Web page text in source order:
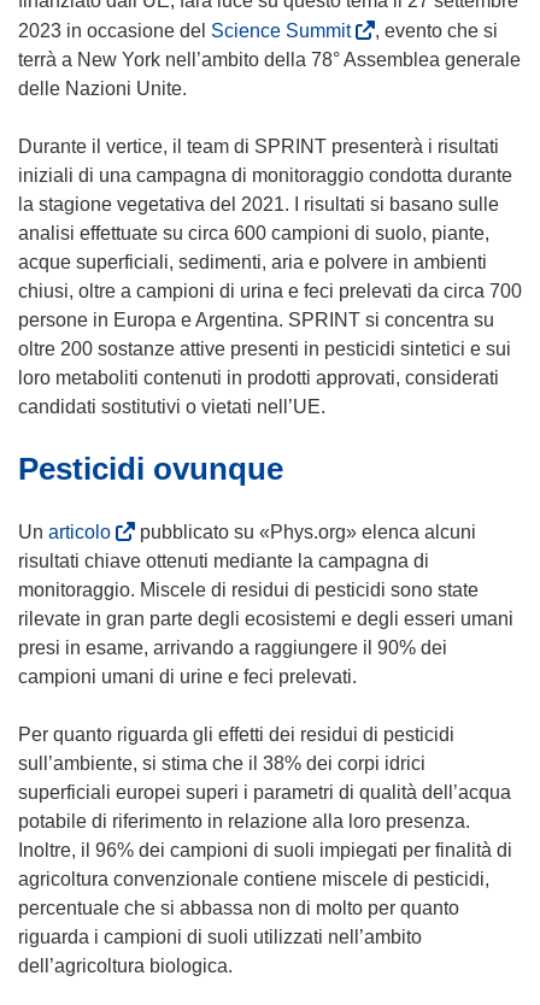
i
a
e
i
n
u
n
a
n
u
o
2023 in occasione del Science Summit(
s
p
r
e
n
u
n
a
n
n
t
a
, evento che si
terrà a New York nell’ambito della 78° Assemblea generale
delle Nazioni Unite.
Durante il vertice, il team di SPRINT presenterà i risultati
iniziali di una campagna di monitoraggio condotta durante
la stagione vegetativa del 2021. I risultati si basano sulle
analisi effettuate su circa 600 campioni di suolo, piante,
acque superficiali, sedimenti, aria e polvere in ambienti
chiusi, oltre a campioni di urina e feci prelevati da circa 700
persone in Europa e Argentina. SPRINT si concentra su
oltre 200 sostanze attive presenti in pesticidi sintetici e sui
loro metaboliti contenuti in prodotti approvati, considerati
candidati sostitutivi o vietati nell’UE.
Pesticidi ovunque
Un articolo(
s
i
a
p
r
i
n
u
n
a
n
u
o
v
pubblicato su «Phys.org» elenca alcuni
risultati chiave ottenuti mediante la campagna di
monitoraggio. Miscele di residui di pesticidi sono state
rilevate in gran parte degli ecosistemi e degli esseri umani
presi in esame, arrivando a raggiungere il 90% dei
campioni umani di urine e feci prelevati.
Per quanto riguarda gli effetti dei residui di pesticidi
sull’ambiente, si stima che il 38% dei corpi idrici
superficiali europei superi i parametri di qualità dell’acqua
potabile di riferimento in relazione alla loro presenza.
Inoltre, il 96% dei campioni di suoli impiegati per finalità di
agricoltura convenzionale contiene miscele di pesticidi,
percentuale che si abbassa non di molto per quanto
riguarda i campioni di suoli utilizzati nell’ambito
dell’agricoltura biologica.